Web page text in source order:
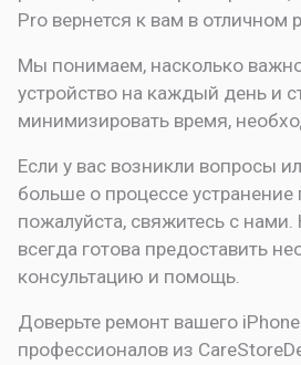
Pro вернется к вам в отличном
Мы понимаем, насколько
устройство на каждый день и
минимизировать время,
Если у вас возникли вопросы
больше о процессе
пожалуйста, свяжитесь с
всегда готова предоставить
консультацию и помощь.
Доверьте ремонт вашего
профессионалов из